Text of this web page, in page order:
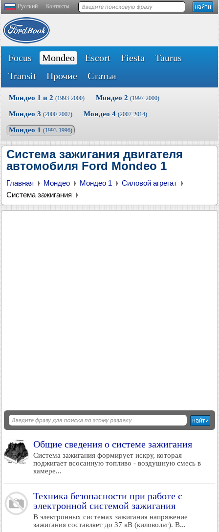
Русский Контакты
Focus Mondeo Escort Fiesta
Taurus
Transit
Прочие Статьи
Мондео 1 и 2 (1993-2000) Мондео 2 (1997-2000)
Мондео 3 (2000-2007) Мондео 4 (2007-2014)
Мондео 1 (1993-1996)
Система зажигания двигателя
автомобиля Ford Mondeo 1
Главная Мондео Мондео 1
Силовой агрегат
Система зажигания
Общие сведения о системе зажигания
Система зажигания формирует искру, которая
поджигает всосанную топливо - воздушную смесь в
камере...
Техника безопасности при работе с
электронной системой зажигания
В электронных системах зажигания напряжение
зажигания составляет до 37 кВ (киловольт). В...